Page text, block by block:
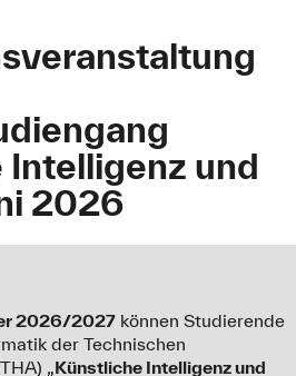
Intelligenz und
2026
2026/2027können Studierende
der Technischen
„Künstliche Intelligenz und